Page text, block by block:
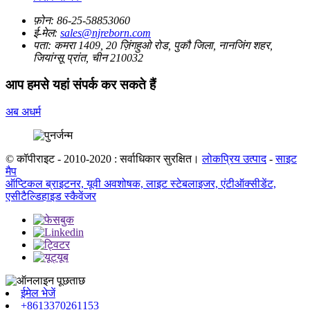
फ़ोन: 86-25-58853060
ई-मेल: sales@njreborn.com
पता: कमरा 1409, 20 ज़िंगहुओ रोड, पुकौ जिला, नानजिंग शहर,
जियांग्सू प्रांत, चीन 210032
आप हमसे यहां संपर्क कर सकते हैं
अब अधर्म
© कॉपीराइट - 2010-2020 : सर्वाधिकार सुरक्षित। लोकप्रिय उत्पाद-साइट
मैप
ऑप्टिकल ब्राइटनर, यूवी अवशोषक, लाइट स्टेबलाइजर, एंटीऑक्सीडेंट,
एसीटैल्डिहाइड स्कैवेंजर
ईमेल भेजें
+8613370261153